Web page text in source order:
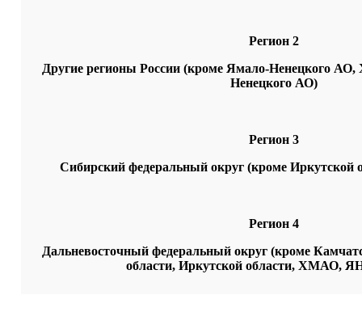
Регион 2
Другие регионы России (кроме Ямало-Ненецкого
Ненецкого АО)
Регион 3
Сибирский федеральный округ (кроме Иркутской
Регион 4
Дальневосточный федеральный округ (кроме
области, Иркутской области, ХМАО,